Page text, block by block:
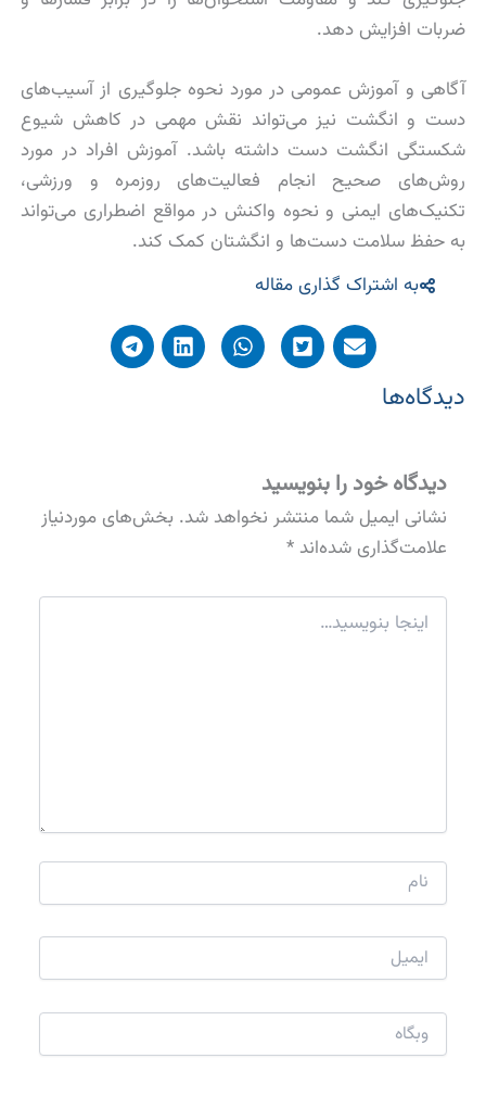
ضربات افزایش دهد.
آگاهی و آموزش عمومی در مورد نحوه جلوگیری از آسیب‌های
دست و انگشت نیز می‌تواند نقش مهمی در کاهش شیوع
شکستگی انگشت دست داشته باشد. آموزش افراد در مورد
روش‌های صحیح انجام فعالیت‌های روزمره و ورزشی،
تکنیک‌های ایمنی و نحوه واکنش در مواقع اضطراری می‌تواند
به حفظ سلامت دست‌ها و انگشتان کمک کند.
به اشتراک گذاری مقاله
دیدگاه‌ها
دیدگاه‌ خود را بنویسید
نشانی ایمیل شما منتشر نخواهد شد. بخش‌های موردنیاز
علامت‌گذاری شده‌اند*
اینجا
بنویسید…
نام
ایمیل
وبگاه